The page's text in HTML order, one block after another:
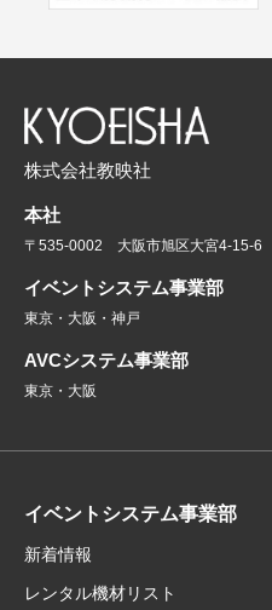
株式会社教映社
本社
〒535-0002 大阪市旭区大宮4-15-6
イベントシステム事業部
東京・大阪・神戸
AVCシステム事業部
東京・大阪
イベントシステム事業部
新着情報
レンタル機材リスト